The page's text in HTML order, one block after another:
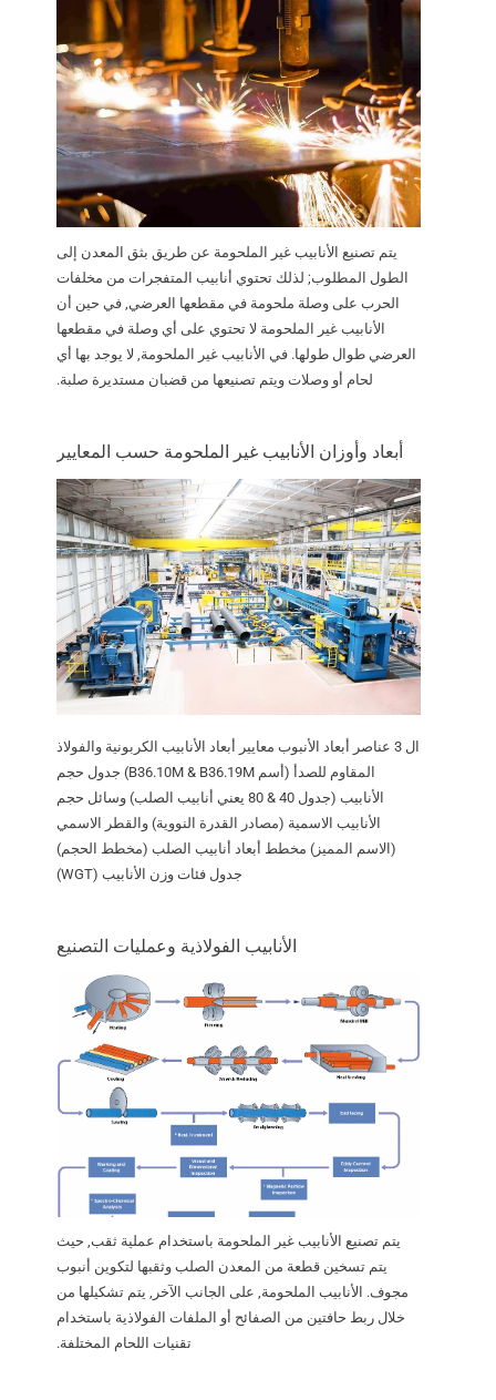
يتم تصنيع الأنابيب غير الملحومة عن طريق بثق المعدن إلى
الطول المطلوب; لذلك تحتوي أنابيب المتفجرات من مخلفات
الحرب على وصلة ملحومة في مقطعها العرضي, في حين أن
الأنابيب غير الملحومة لا تحتوي على أي وصلة في مقطعها
العرضي طوال طولها. في الأنابيب غير الملحومة, لا يوجد بها أي
لحام أو وصلات ويتم تصنيعها من قضبان مستديرة صلبة.
أبعاد وأوزان الأنابيب غير الملحومة حسب المعايير
ال 3 عناصر أبعاد الأنبوب معايير أبعاد الأنابيب الكربونية والفولاذ
المقاوم للصدأ (أسم B36.10M & B36.19M) جدول حجم
الأنابيب (جدول 40 & 80 يعني أنابيب الصلب) وسائل حجم
الأنابيب الاسمية (مصادر القدرة النووية) والقطر الاسمي
(الاسم المميز) مخطط أبعاد أنابيب الصلب (مخطط الحجم)
جدول فئات وزن الأنابيب (WGT)
الأنابيب الفولاذية وعمليات التصنيع
يتم تصنيع الأنابيب غير الملحومة باستخدام عملية ثقب, حيث
يتم تسخين قطعة من المعدن الصلب وثقبها لتكوين أنبوب
مجوف. الأنابيب الملحومة, على الجانب الآخر, يتم تشكيلها من
خلال ربط حافتين من الصفائح أو الملفات الفولاذية باستخدام
تقنيات اللحام المختلفة.